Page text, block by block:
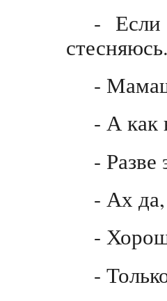
-
стесняюсь.
-
- А как
-
- Ах
-
-